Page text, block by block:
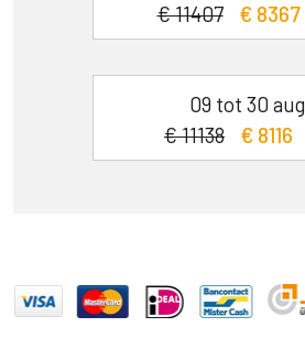
€ 11407
€ 8367
09 tot 30 aug
€ 11138
€ 8116